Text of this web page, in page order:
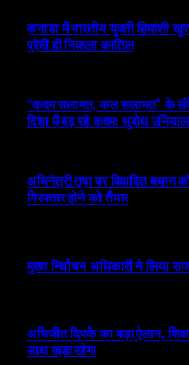
कनाडा में भारतीय युवती हिमांशी
प्रेमी ही निकला कातिल
“कदम सलामत, कल सलामत” के
दिशा में बढ़ रहे कदम: सुबोध उनियाल
अभिनेत्री तृषा पर विवादित बयान
गिरफ्तार होने को तैयार
मुख्य निर्वाचन अधिकारी ने
अभिजीत दिपके का बड़ा ऐलान,
साथ खड़ा रहेगा